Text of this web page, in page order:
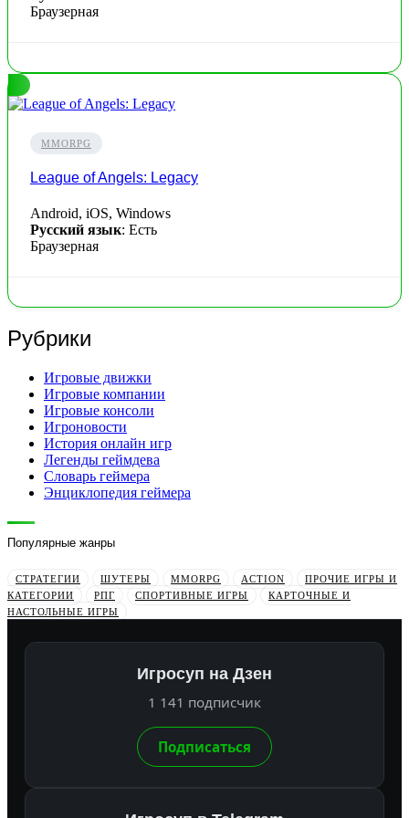
Браузерная
MMORPG
League of Angels: Legacy
Android, iOS, Windows
Русский язык: Есть
Браузерная
Рубрики
Игровые движки
Игровые компании
Игровые консоли
Игроновости
История онлайн игр
Легенды геймдева
Словарь геймера
Энциклопедия геймера
Популярные жанры
СТРАТЕГИИ ШУТЕРЫ MMORPG ACTION
ПРОЧИЕ ИГРЫ И
КАТЕГОРИИ
РПГ СПОРТИВНЫЕ ИГРЫ
КАРТОЧНЫЕ И
НАСТОЛЬНЫЕ ИГРЫ
Игросуп на Дзен
1 141 подписчик
Подписаться